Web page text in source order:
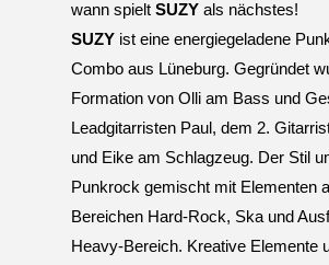
LA
TZ
wann spielt SUZYals nächstes!
SUZYist eine energiegeladene
Combo aus Lüneburg. Gegründet
Formation von Olli am Bass und
Leadgitarristen Paul, dem 2.
und Eike am Schlagzeug. Der Stil
Punkrock gemischt mit Elementen
Bereichen Hard-Rock, Ska und
Heavy-Bereich. Kreative Elemente